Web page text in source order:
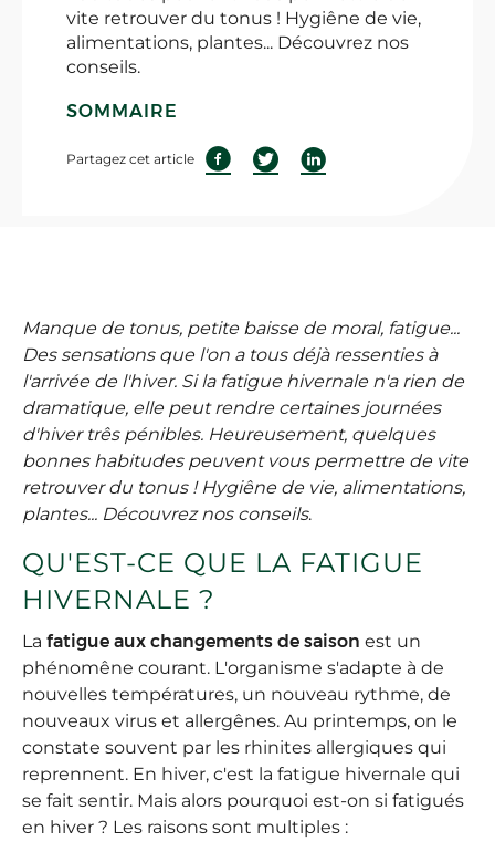
vite retrouver du tonus ! Hygiêne de vie,
alimentations, plantes... Découvrez nos
conseils.
SOMMAIRE
Partagez cet article
Manque de tonus, petite baisse de moral, fatigue...
Des sensations que l'on a tous déjà ressenties à
l'arrivée de l'hiver. Si la fatigue hivernale n'a rien de
dramatique, elle peut rendre certaines journées
d'hiver três pénibles. Heureusement, quelques
bonnes habitudes peuvent vous permettre de vite
retrouver du tonus ! Hygiêne de vie, alimentations,
plantes... Découvrez nos conseils.
QU'EST-CE QUE LA FATIGUE
HIVERNALE ?
La fatigue aux changements de saison est un
phénomêne courant. L'organisme s'adapte à de
nouvelles températures, un nouveau rythme, de
nouveaux virus et allergênes. Au printemps, on le
constate souvent par les rhinites allergiques qui
reprennent. En hiver, c'est la fatigue hivernale qui
se fait sentir. Mais alors pourquoi est-on si fatigués
en hiver ? Les raisons sont multiples :